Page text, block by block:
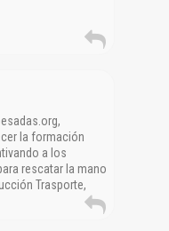
la formación
a los
rescatar la mano
Trasporte,